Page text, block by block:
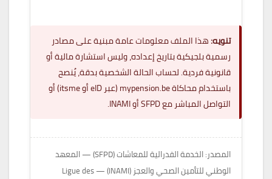
تنويه:هذا الملف معلومات عامة مبنية على مصادر
رسمية بلجيكية بتاريخ إعداده، وليس استشارة مالية أو
قانونية فردية. لحساب الحالة الشخصية بدقة، يُنصح
باستخدام محاكاة mypension.be (عبر eID أو itsme) أو
التواصل المباشر مع SFPD أو INAMI.
المصدر: الخدمة الفدرالية للمعاشات (SFPD) — المعهد
الوطني للتأمين الصحي والعجز (INAMI) — Ligue des